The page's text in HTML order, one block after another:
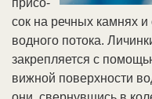
сок на реч­ных кам­нях
вод­но­го по­то­ка.
за­кре­п­ля­ет­ся с
виж­ной по­верх­но­сти